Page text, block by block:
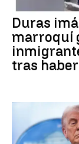
Crisis Migratoria
Duras
marroquí
tras